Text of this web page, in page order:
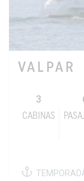
VALPAR
3
CABINAS